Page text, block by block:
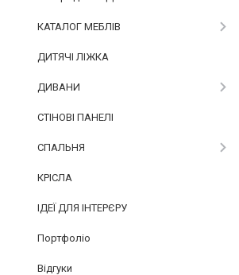
КАТАЛОГ МЕБЛІВ
ДИТЯЧІ ЛІЖКА
ДИВАНИ
СТІНОВІ ПАНЕЛІ
СПАЛЬНЯ
КРІСЛА
ІДЕЇ ДЛЯ ІНТЕРЄРУ
Портфоліо
Відгуки